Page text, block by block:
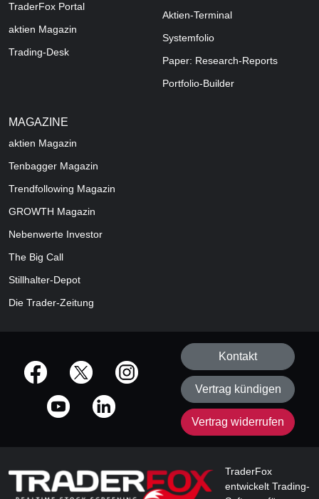
TraderFox Portal
aktien Magazin
Trading-Desk
Aktien-Terminal
Systemfolio
Paper: Research-Reports
Portfolio-Builder
MAGAZINE
aktien Magazin
Tenbagger Magazin
Trendfollowing Magazin
GROWTH Magazin
Nebenwerte Investor
The Big Call
Stillhalter-Depot
Die Trader-Zeitung
offizielle Social Media-Accounts
Kontakt
Vertrag kündigen
Vertrag widerrufen
TraderFox
entwickelt Trading-